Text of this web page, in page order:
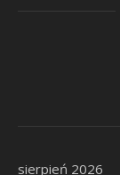
sierpień 2026